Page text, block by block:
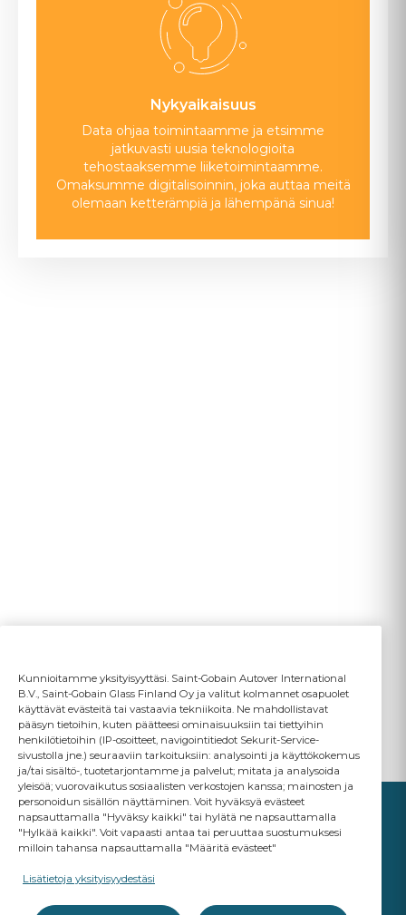
Nykyaikaisuus
Data ohjaa toimintaamme ja etsimme
jatkuvasti uusia teknologioita
tehostaaksemme liiketoimintaamme.
Omaksumme digitalisoinnin, joka auttaa meitä
olemaan ketterämpiä ja lähempänä sinua!
Kunnioitamme yksityisyyttäsi. Saint-Gobain Autover International
B.V., Saint-Gobain Glass Finland Oy ja valitut kolmannet osapuolet
käyttävät evästeitä tai vastaavia tekniikoita. Ne mahdollistavat
pääsyn tietoihin, kuten päätteesi ominaisuuksiin tai tiettyihin
henkilötietoihin (IP-osoitteet, navigointitiedot Sekurit-Service-
sivustolla jne.) seuraaviin tarkoituksiin: analysointi ja käyttökokemus
ja/tai sisältö-, tuotetarjontamme ja palvelut; mitata ja analysoida
yleisöä; vuorovaikutus sosiaalisten verkostojen kanssa; mainosten ja
personoidun sisällön näyttäminen. Voit hyväksyä evästeet
napsauttamalla "Hyväksy kaikki" tai hylätä ne napsauttamalla
"Hylkää kaikki". Voit vapaasti antaa tai peruuttaa suostumuksesi
milloin tahansa napsauttamalla "Määritä evästeet"
Lisätietoja yksityisyydestäsi